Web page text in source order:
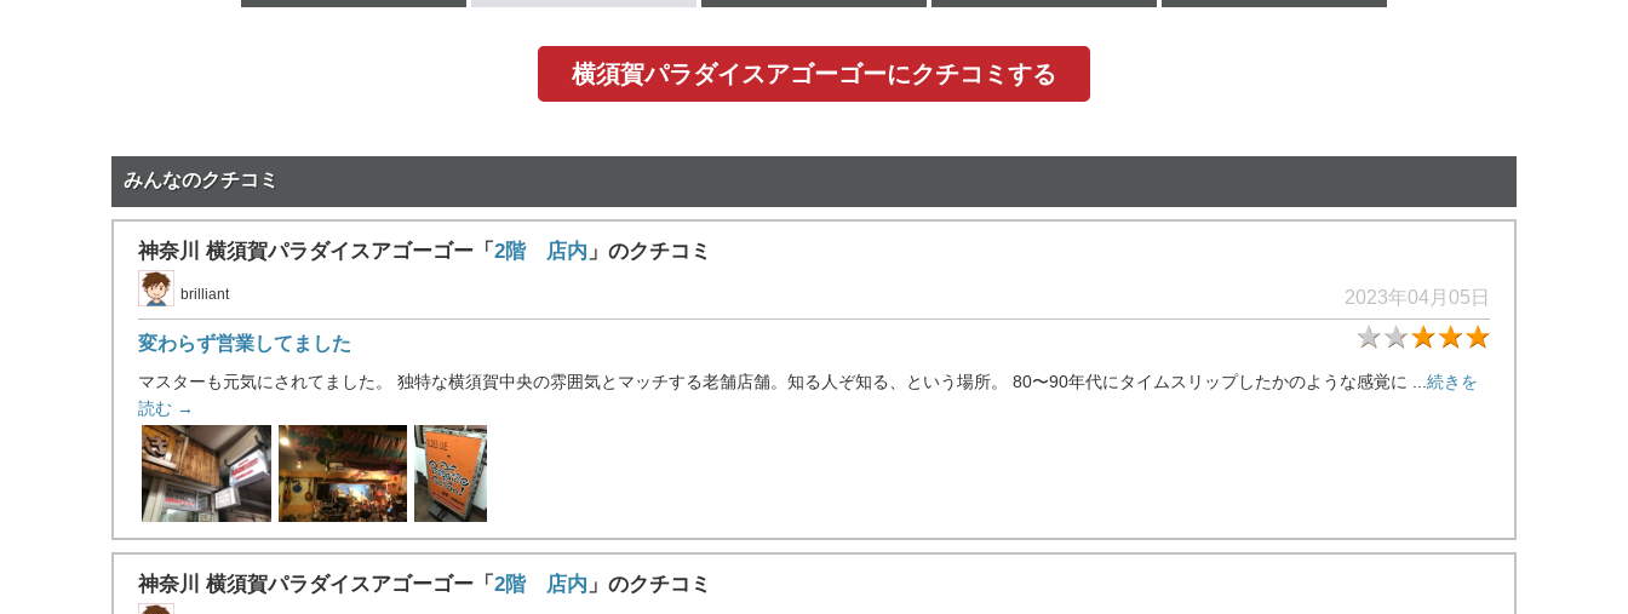
横須賀パラダイスアゴーゴーにクチコミする
みんなのクチコミ
神奈川 横須賀パラダイスアゴーゴー「 2階 店内 」のクチコミ
brilliant 2023年04月05日
変わらず営業してました
マスターも元気にされてました。 独特な横須賀中央の雰囲気とマッチする老舗店舗。知る人ぞ知る、という場所。 80〜90年代にタイムスリップしたかのような感覚に ... 続きを
読む →
神奈川 横須賀パラダイスアゴーゴー「 2階 店内 」のクチコミ